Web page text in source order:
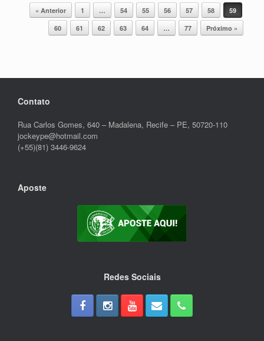
Post navigation
« Anterior 1 … 54 55 56 57 58
59
60
61 62 63 64 … 77 Próximo »
Contato
Rua Carlos Gomes, 640 – Madalena, Recife – PE, 50720-110
jockeype@hotmail.com
(+55)(81) 3446-9624
Aposte
Redes Sociais